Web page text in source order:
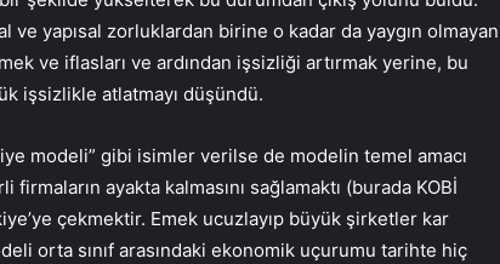
ve yapısal zorluklardan birine o kadar da yaygın olmayan
ve iflasları ve ardından işsizliği artırmak yerine, bu
işsizlikle atlatmayı düşündü.
modeli” gibi isimler verilse de modelin temel amacı
ayakta kalmasını sağlamaktı (burada KOBİ
çekmektir. Emek ucuzlayıp büyük şirketler kar
orta sınıf arasındaki ekonomik uçurumu tarihte hiç